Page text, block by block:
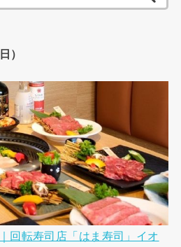
索:
）
回転寿司店「はま寿司」イオ